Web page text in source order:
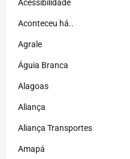
Acessibilidade
Aconteceu há..
Agrale
Águia Branca
Alagoas
Aliança
Aliança Transportes
Amapá